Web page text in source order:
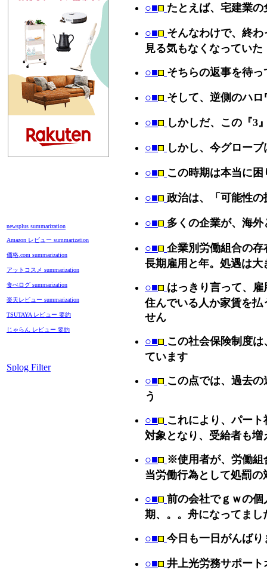
newsplus summarization
Amazon レビュー summarization
価格.com summarization
アットコスメ summarization
食べログ summarization
楽天レビュー summarization
TSUTAYA レビュー 要約
じゃらん レビュー 要約
Splog Filter
○■ たとえば、宅建業
○■ そんなわけで、終
見る気もなくなっていた
○■ そちらの返事を待
○■ そして、逆側のハ
○■ しかしだ、この『3
○■ しかし、今グロー
○■ この時期は本当に
○■ 政治は、「可能性の
○■ 多くの企業が、海
○■ 企業別労働組合の
長期雇用と年。処遇は大
○■ はっきり言って、
住んでいる人か家賃を
せん
○■ この社会保険制度
ています
○■ この点では、過去
う
○■ これにより、パー
対象となり、受給者も増
○■ ※使用者が、労働組
当労働行為として処罰の
○■ 前の会社でｇｗの
期、。。舟になってまし
○■ 今日も一日がんばり
○■ 井上光労務サポー